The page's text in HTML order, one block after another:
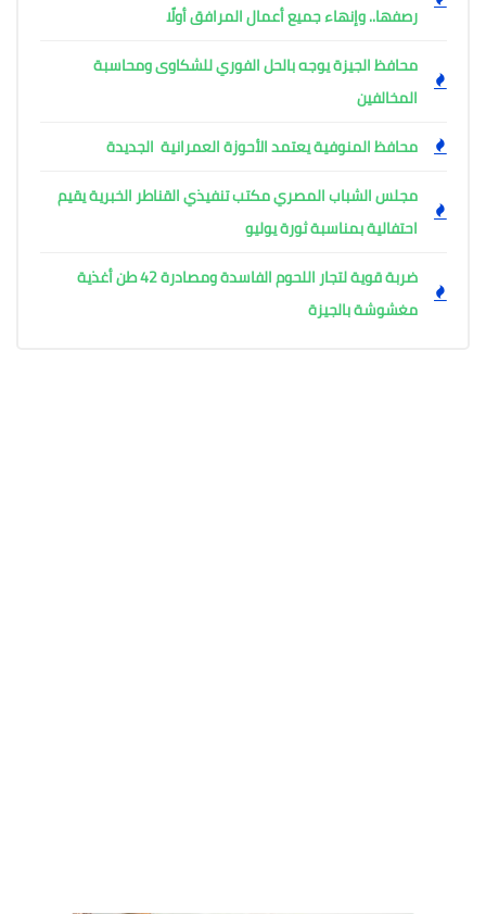
رصفها.. وإنهاء جميع أعمال المرافق أولًا
محافظ الجيزة يوجه بالحل الفوري للشكاوى ومحاسبة
المخالفين
محافظ المنوفية يعتمد الأحوزة العمرانية الجديدة
مجلس الشباب المصري مكتب تنفيذي القناطر الخبرية يقيم
احتفالية بمناسبة ثورة يوليو
ضربة قوية لتجار اللحوم الفاسدة ومصادرة 42 طن أغذية
مغشوشة بالجيزة